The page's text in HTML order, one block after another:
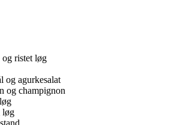
og ristet løg
og agurkesalat
og champignon
løg